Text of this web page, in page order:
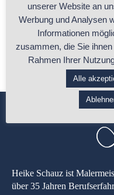
Manchmal verändert sich
kannst. Du machst weiter,...
...ganzen Beitrag lesen
Heike Schauz ist
über 35 Jahren
unserer Website an
Werbung und Analysen
Informationen
zusammen, die Sie
Rahmen Ihrer
Alle